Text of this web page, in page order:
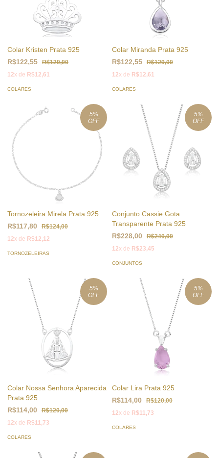
Colar Kristen Prata 925
R$122,55
R$129,00
12x de R$12,61
COLARES
Colar Miranda Prata 925
R$122,55
R$129,00
12x de R$12,61
COLARES
5%
OFF
Tornozeleira Mirela Prata 925
R$117,80
R$124,00
12x de R$12,12
TORNOZELEIRAS
5%
OFF
Conjunto Cassie Gota
Transparente Prata 925
R$228,00
R$240,00
12x de R$23,45
CONJUNTOS
5%
OFF
Colar Nossa Senhora Aparecida
Prata 925
R$114,00
R$120,00
12x de R$11,73
COLARES
5%
OFF
Colar Lira Prata 925
R$114,00
R$120,00
12x de R$11,73
COLARES